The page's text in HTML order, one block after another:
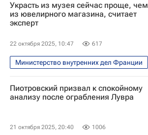
Украсть из музея сейчас проще, чем
из ювелирного магазина, считает
эксперт
22 октября 2025, 10:47 617
Министерство внутренних дел Франции
Культура
В мире
Европа
Азия
Дубай
Пиотровский призвал к спокойному
анализу после ограбления Лувра
21 октября 2025, 20:40 1006